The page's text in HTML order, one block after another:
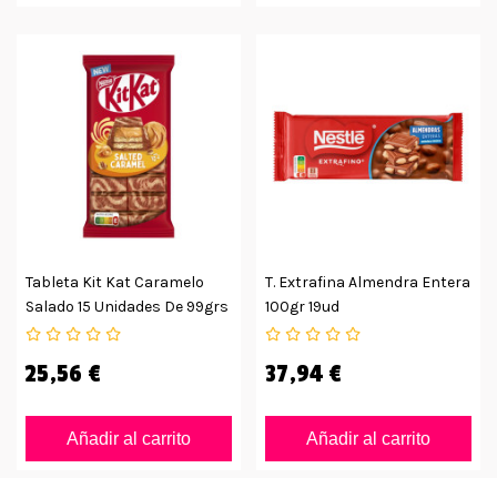
Tableta Kit Kat Caramelo
Salado 15 Unidades De 99grs
25,56 €
Añadir al carrito
T. Extrafina Almendra Entera
100gr 19ud
37,94 €
Añadir al carrito